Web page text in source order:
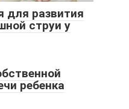
для развития
струи у
ребенка